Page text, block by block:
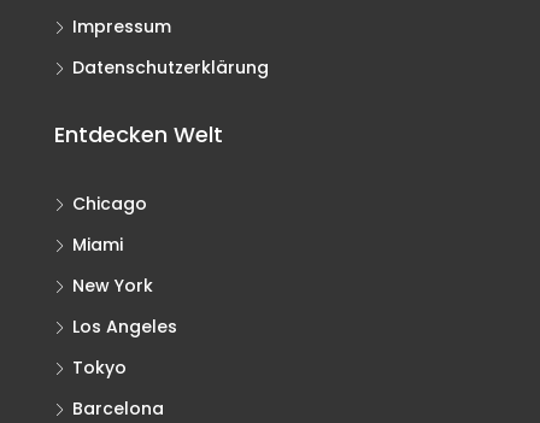
Impressum
Datenschutzerklärung
Entdecken Welt
Chicago
Miami
New York
Los Angeles
Tokyo
Barcelona